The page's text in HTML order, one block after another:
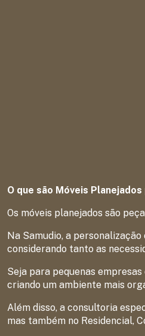
O que são Móveis
Os móveis planejados são
Na Samudio, a
considerando tanto as
Seja para pequenas
criando um ambiente mais
Além disso, a consultoria
mas também no Residencial,